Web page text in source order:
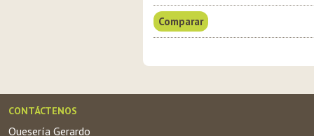
CONTÁCTENOS
Quesería Gerardo